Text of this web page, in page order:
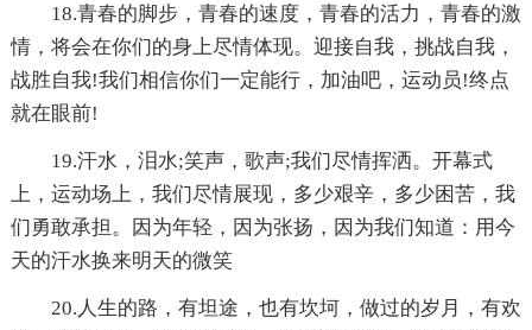
18.青春的脚步，青春的速度，青春的活力，青春的激
情，将会在你们的身上尽情体现。迎接自我，挑战自我，
战胜自我!我们相信你们一定能行，加油吧，运动员!终点
就在眼前!
19.汗水，泪水;笑声，歌声;我们尽情挥洒。开幕式
上，运动场上，我们尽情展现，多少艰辛，多少困苦，我
们勇敢承担。因为年轻，因为张扬，因为我们知道：用今
天的汗水换来明天的微笑
20.人生的路，有坦途，也有坎坷，做过的岁月，有欢